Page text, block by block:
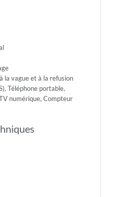
la vague et à la refusion
Téléphone portable,
numérique, Compteur